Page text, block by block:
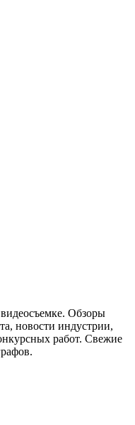
Обзоры
новости индустрии,
работ. Свежие